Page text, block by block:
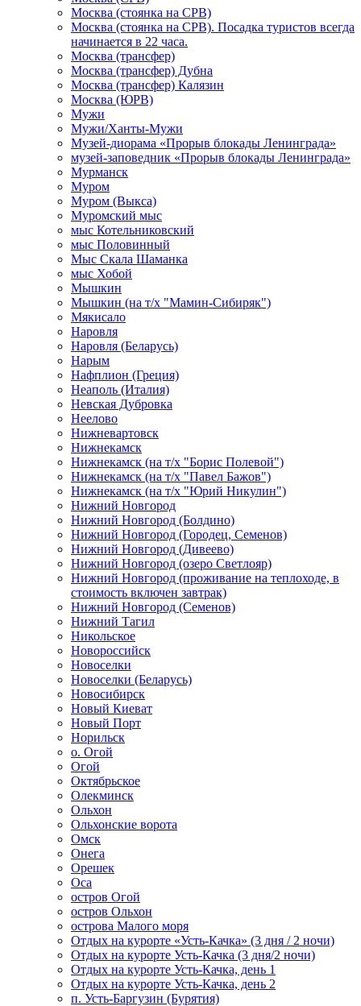
Москва (стоянка на СРВ)
Москва (стоянка на СРВ). Посадка туристов всегда
начинается в 22 часа.
Москва (трансфер)
Москва (трансфер) Дубна
Москва (трансфер) Калязин
Москва (ЮРВ)
Мужи
Мужи/Ханты-Мужи
Музей-диорама «Прорыв блокады Ленинграда»
музей-заповедник «Прорыв блокады Ленинграда»
Мурманск
Муром
Муром (Выкса)
Муромский мыс
мыс Котельниковский
мыс Половинный
Мыс Скала Шаманка
мыс Хобой
Мышкин
Мышкин (на т/х "Мамин-Сибиряк")
Мякисало
Наровля
Наровля (Беларусь)
Нарым
Нафплион (Греция)
Неаполь (Италия)
Невская Дубровка
Неелово
Нижневартовск
Нижнекамск
Нижнекамск (на т/х "Борис Полевой")
Нижнекамск (на т/х "Павел Бажов")
Нижнекамск (на т/х "Юрий Никулин")
Нижний Новгород
Нижний Новгород (Болдино)
Нижний Новгород (Городец, Семенов)
Нижний Новгород (Дивеево)
Нижний Новгород (озеро Светлояр)
Нижний Новгород (проживание на теплоходе, в
стоимость включен завтрак)
Нижний Новгород (Семенов)
Нижний Тагил
Никольское
Новороссийск
Новоселки
Новоселки (Беларусь)
Новосибирск
Новый Киеват
Новый Порт
Норильск
о. Огой
Огой
Октябрьское
Олекминск
Ольхон
Ольхонские ворота
Омск
Онега
Орешек
Оса
остров Огой
остров Ольхон
острова Малого моря
Отдых на курорте «Усть-Качка» (3 дня / 2 ночи)
Отдых на курорте Усть-Качка (3 дня/2 ночи)
Отдых на курорте Усть-Качка, день 1
Отдых на курорте Усть-Качка, день 2
п. Усть-Баргузин (Бурятия)